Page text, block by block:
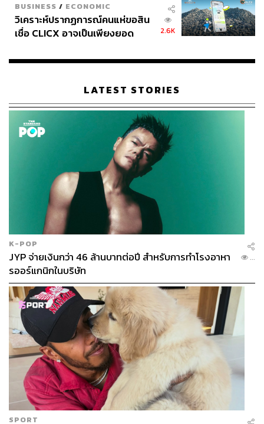
ABOUT THE AUTHOR
เสาวลักษณ์ เขตสูงเนิน
Content Creator THE STANDARD WEALTH
BUSINESS / ECONOMIC
วิเคราะห์ปรากฏการณ์คนแห่ขอสิน
เชื่อ CLICX อาจเป็นเพียงยอด
เรือนไทยที่ถูกซุกไว้
2.6K
LATEST STORIES
K-POP
JYP จ่ายเงินกว่า 46 ล้านบาทต่อปี สำหรับการทำโรงอาหา
รออร์แกนิกในบริษัท
...
SPORT